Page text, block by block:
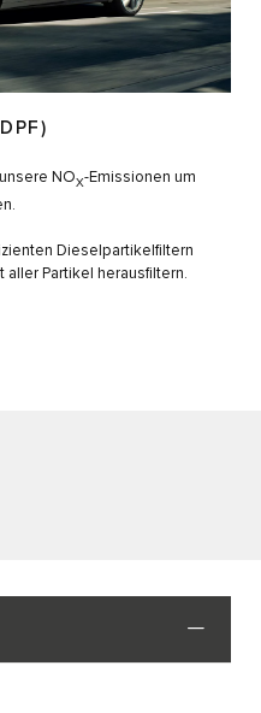
NOX-Emissionen um
Dieselpartikelfiltern
aller Partikel herausfiltern.